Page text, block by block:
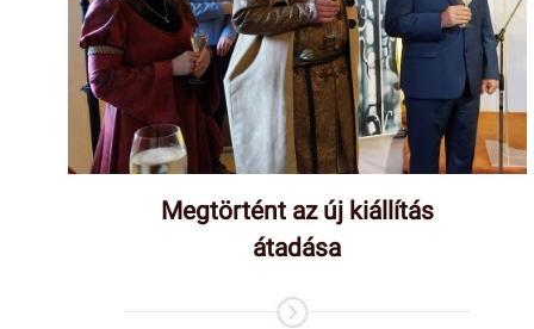
Megtörtént az új kiállítás
átadása